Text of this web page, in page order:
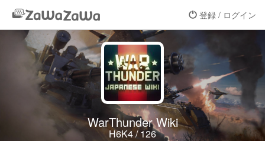
登録 / ログイン
WarThunder Wiki
H6K4 / 126